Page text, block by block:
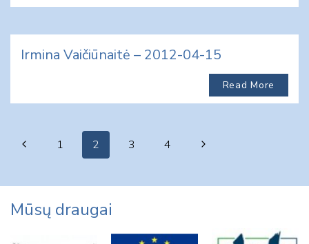
Irmina Vaičiūnaitė – 2012-04-15
Read More
Page
Previous1 2 3 4
Next
Mūsų draugai